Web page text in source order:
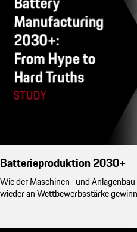
Batterieproduktion 2030+
Wie der Maschinen- und
wieder an Wettbewerbsstärke